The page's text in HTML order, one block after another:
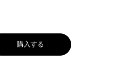
購入する